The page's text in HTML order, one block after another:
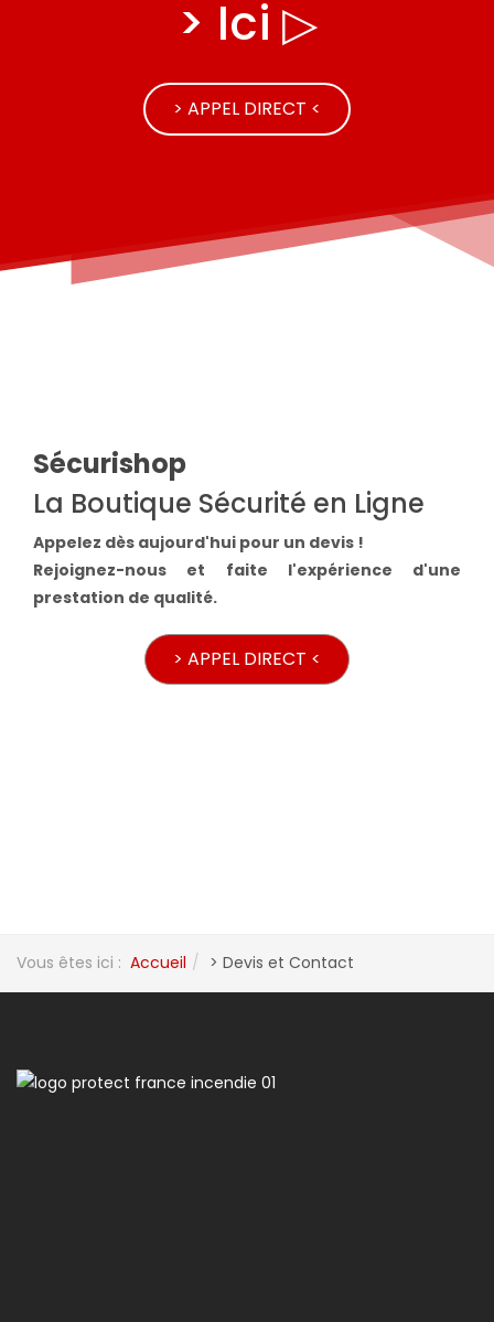
> Ici ▷
> APPEL DIRECT <
Sécurishop
La Boutique Sécurité en Ligne
Appelez dès aujourd'hui pour un devis !
Rejoignez-nous et faite l'expérience d'une
prestation de qualité.
> APPEL DIRECT <
Vous êtes ici : Accueil > Devis et Contact